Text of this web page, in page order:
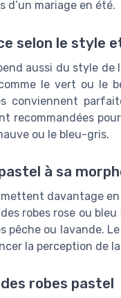
d’un mariage en été.
selon le style
aussi du style
le vert ou le
conviennent
recommandées
ou le bleu-gris.
à sa
davantage
robes rose ou
pêche ou lavande.
la perception de
robes pastel